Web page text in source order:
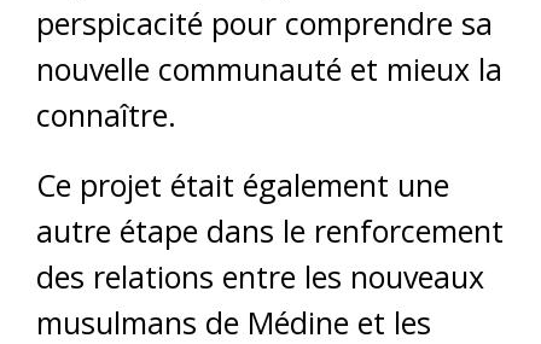
perspicacité pour comprendre sa
nouvelle communauté et mieux la
connaître.
Ce projet était également une
autre étape dans le renforcement
des relations entre les nouveaux
musulmans de Médine et les